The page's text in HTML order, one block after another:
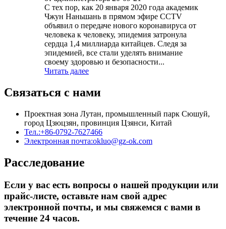
С тех пор, как 20 января 2020 года академик
Чжун Наньшань в прямом эфире CCTV
объявил о передаче нового коронавируса от
человека к человеку, эпидемия затронула
сердца 1,4 миллиарда китайцев. Следя за
эпидемией, все стали уделять внимание
своему здоровью и безопасности...
Читать далее
Связаться с нами
Проектная зона Лутан, промышленный парк Сюшуй,
город Цзюцзян, провинция Цзянси, Китай
Тел.:+86-0792-7627466
Электронная почта:okluo@gz-ok.com
Расследование
Если у вас есть вопросы о нашей продукции или
прайс-листе, оставьте нам свой адрес
электронной почты, и мы свяжемся с вами в
течение 24 часов.